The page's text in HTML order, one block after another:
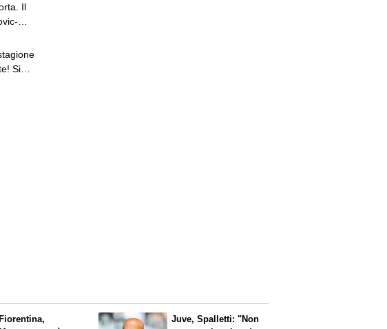
Il
Si
Fiorentina,
Juve, Spalletti: "Non